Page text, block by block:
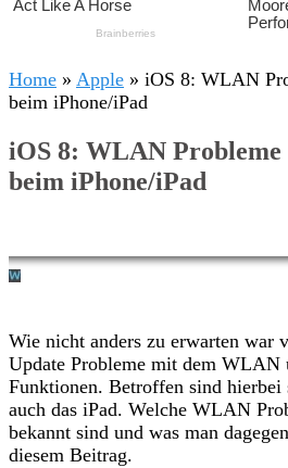
Home » Apple » iOS 8: WLAN
beim iPhone/iPad
iOS 8: WLAN Probleme
beim iPhone/iPad
Wie nicht anders zu erwarten war
Update Probleme mit dem WLAN
Funktionen. Betroffen sind hierbei
auch das iPad. Welche WLAN
bekannt sind und was man
diesem Beitrag.